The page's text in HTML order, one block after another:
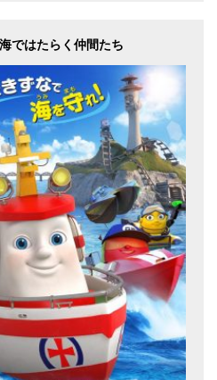
ではたらく仲間たち